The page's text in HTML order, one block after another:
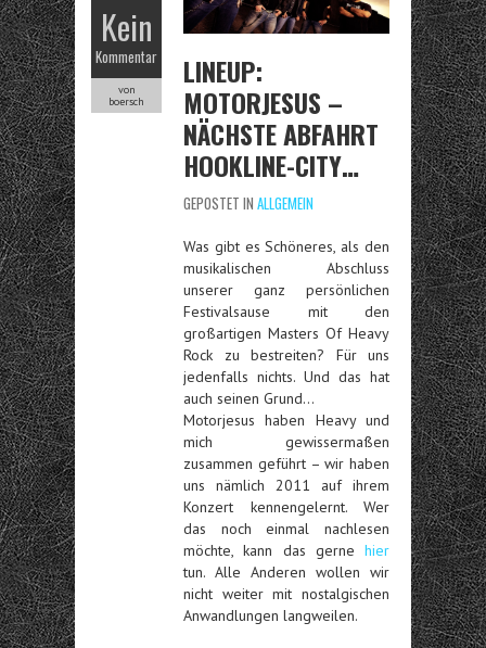
Kein
Kommentar
von
boersch
LINEUP:
MOTORJESUS –
NÄCHSTE ABFAHRT
HOOKLINE-CITY…
GEPOSTET IN ALLGEMEIN
Was gibt es Schöneres, als den
musikalischen Abschluss
unserer ganz persönlichen
Festivalsause mit den
großartigen Masters Of Heavy
Rock zu bestreiten? Für uns
jedenfalls nichts. Und das hat
auch seinen Grund…
Motorjesus haben Heavy und
mich gewissermaßen
zusammen geführt – wir haben
uns nämlich 2011 auf ihrem
Konzert kennengelernt. Wer
das noch einmal nachlesen
möchte, kann das gerne hier
tun. Alle Anderen wollen wir
nicht weiter mit nostalgischen
Anwandlungen langweilen.